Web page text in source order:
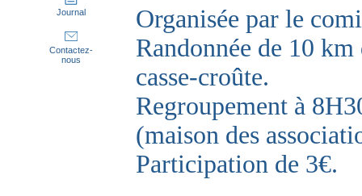
Journal
Contactez-
nous
Organisée par le
Randonnée de 10
casse-croûte.
Regroupement à
(maison des
Participation de 3€.